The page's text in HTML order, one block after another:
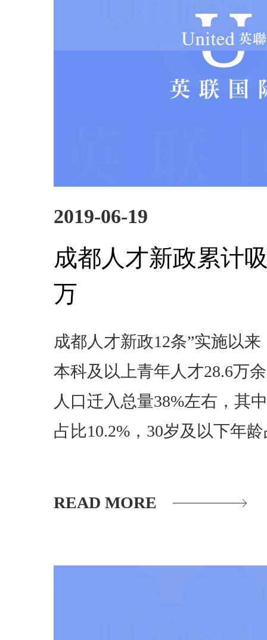
2019-06-19
成都人才新政累计
万
成都人才新政12条”实施以
本科及以上青年人才28.6万
人口迁入总量38%左右，其
占比10.2%，30岁及以下年
READ MORE